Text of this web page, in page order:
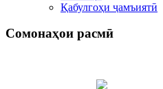
Қабулгоҳи ҷамъиятӣ
Сомонаҳои расмӣ